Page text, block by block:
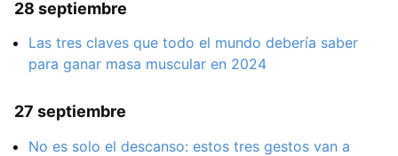
28 septiembre
Las tres claves que todo el mundo debería saber
para ganar masa muscular en 2024
27 septiembre
No es solo el descanso: estos tres gestos van a